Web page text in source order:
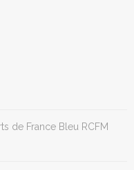
de France Bleu RCFM